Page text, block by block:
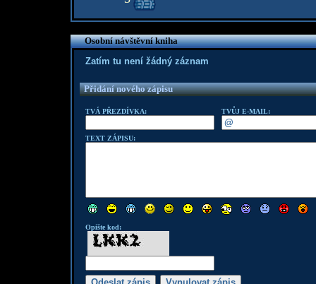
Osobní návštěvní kniha
Zatím tu není žádný záznam
Přidání nového zápisu
TVÁ PŘEZDÍVKA: TVŮJ E-MAIL:
TEXT ZÁPISU:
Opište kod: